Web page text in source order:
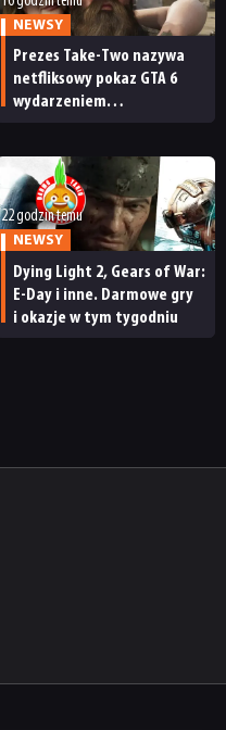
NEWSY
Prezes Take-Two nazywa
netfliksowy pokaz GTA 6
wydarzeniem
ma subskrybentów
22 godzin temu
NEWSY
Dying Light 2, Gears of War:
E-Day i inne. Darmowe gry
i okazje w tym tygodniu